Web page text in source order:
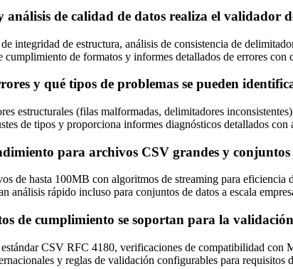
análisis de calidad de datos realiza el validador
integridad de estructura, análisis de consistencia de
de formatos y informes detallados de errores con
y qué tipos de problemas se pueden
estructurales (filas malformadas, delimitadores
de tipos y proporciona informes diagnósticos detallados
para archivos CSV grandes y conjuntos
de hasta 100MB con algoritmos de streaming para
análisis rápido incluso para conjuntos de datos a escala
de cumplimiento se soportan para la
CSV RFC 4180, verificaciones de compatibilidad con
y reglas de validación configurables para requisitos